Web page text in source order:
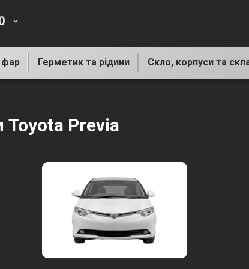
keyboard_arrow_down
фар Герметик та рідини Скло, корпуси та
Toyota Previa